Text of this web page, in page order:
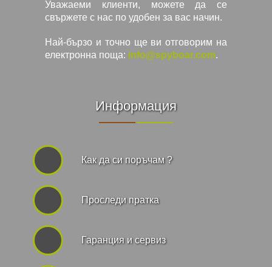
Уважаеми клиенти, можете да се
свържете с нас по удобен за вас начин.
Най-бързо и точно ще ви отговорим на
електронна поща: info@spyboar.com.
Информация
Как да си поръчам ?
Проследи пратка
Гаранция и сервиз